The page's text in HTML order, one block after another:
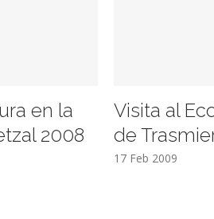
en la
2008
Visita al
de
17 Feb 2009